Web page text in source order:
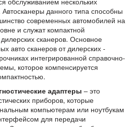
данного типа способны
современных автомобилей на
и служат компактной
сканеров. Основное
авто сканеров от дилерских -
интегрированной справочно-
которое компенсируется
адаптеры – это
приборов, которые
компьютерам или ноутбукам
для передачи